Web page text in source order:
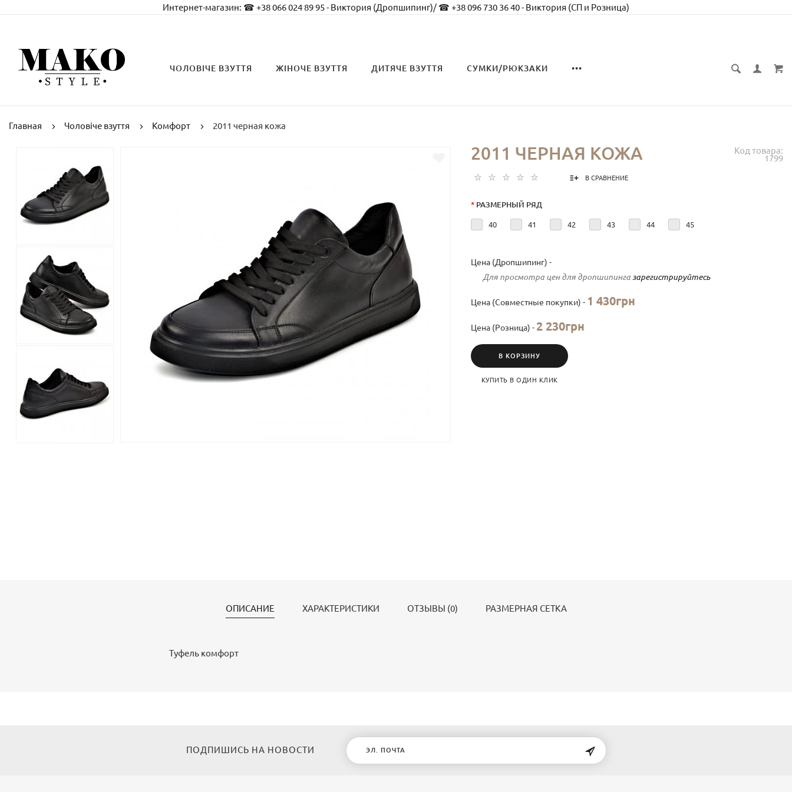
Интернет-магазин: ☎ +38 066 024 89 95 - Виктория (Дропшипинг)/ ☎ +38 096 730 36 40 - Виктория (СП и Розница)
ЧОЛОВІЧЕ ВЗУТТЯ ЖІНОЧЕ ВЗУТТЯ ДИТЯЧЕ ВЗУТТЯ СУМКИ/РЮКЗАКИ •••
Главная Чоловіче взуття Комфорт 2011 черная кожа
Код товара:
1799
2011 ЧЕРНАЯ КОЖА
В СРАВНЕНИЕ
* РАЗМЕРНЫЙ РЯД
40 41 42 43 44 45
Цена (Дропшипинг) -
Для просмотра цен для дропшипинга зарегистрируйтесь
Цена (Совместные покупки) - 1 430грн
Цена (Розница) - 2 230грн
В КОРЗИНУ
КУПИТЬ В ОДИН КЛИК
ОПИСАНИЕ ХАРАКТЕРИСТИКИ ОТЗЫВЫ (0) РАЗМЕРНАЯ СЕТКА
Туфель комфорт
ПОДПИШИСЬ НА НОВОСТИ